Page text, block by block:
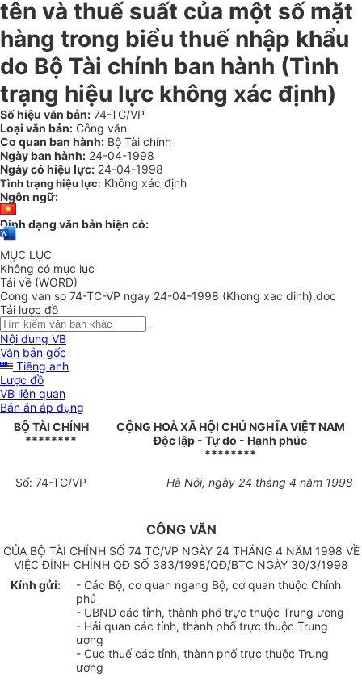
tên và thuế suất của một số mặt
hàng trong biểu thuế nhập khẩu
do Bộ Tài chính ban hành (Tình
trạng hiệu lực không xác định)
Số hiệu văn bản: 74-TC/VP
Loại văn bản: Công văn
Cơ quan ban hành: Bộ Tài chính
Ngày ban hành: 24-04-1998
Ngày có hiệu lực: 24-04-1998
Tình trạng hiệu lực: Không xác định
Ngôn ngữ:
Định dạng văn bản hiện có:
MỤC LỤC
Không có mục lục
Tải về (WORD)
Cong van so 74-TC-VP ngay 24-04-1998 (Khong xac dinh).doc
Tải lược đồ
Nội dung VB
Văn bản gốc
Tiếng anh
Lược đồ
VB liên quan
Bản án áp dụng
BỘ TÀI CHÍNH
********
CỘNG HOÀ XÃ HỘI CHỦ NGHĨA VIỆT NAM
Độc lập - Tự do - Hạnh phúc
********
Số: 74-TC/VP Hà Nội, ngày 24 tháng 4 năm 1998
CÔNG VĂN
CỦA BỘ TÀI CHÍNH SỐ 74 TC/VP NGÀY 24 THÁNG 4 NĂM 1998 VỀ
VIỆC ĐÍNH CHÍNH QĐ SỐ 383/1998/QĐ/BTC NGÀY 30/3/1998
Kính gửi:
- Các Bộ, cơ quan ngang Bộ, cơ quan thuộc Chính
phủ
- UBND các tỉnh, thành phố trực thuộc Trung ương
- Hải quan các tỉnh, thành phố trực thuộc Trung
ương
- Cục thuế các tỉnh, thành phố trực thuộc Trung
ương